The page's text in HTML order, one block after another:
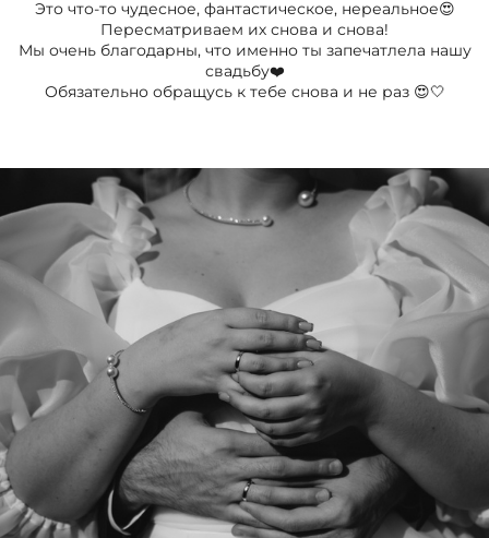
Это что-то чудесное, фантастическое, нереальное😍
Пересматриваем их снова и снова!
Мы очень благодарны, что именно ты запечатлела нашу
свадьбу❤️
Обязательно обращусь к тебе снова и не раз 😍🤍